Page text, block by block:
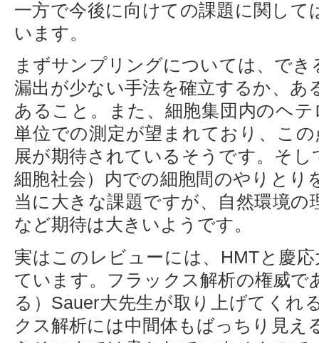
一方で今後に向けての課題に関して
います。
まずサンプリングについては、で
漏出が少ない手法を確立するか、あ
あること。また、細胞集団内のヘ
単位での測定が望まれており、こ
展が期待されているそうです。そし
細胞社会）内での細胞間のやりとり
当に大きな課題ですが、自然環境の
など期待は大きいようです。
実はこのレビューには、HMTと慶
ています。フラックス解析の権威で
る）Sauer大先生が取り上げてくれ
クス解析には中間体もばっちり見え